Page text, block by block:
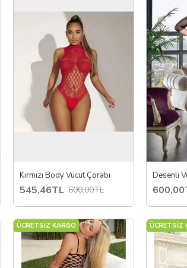
uygun modelleri kolayca keşfedebilirsiniz.
Kırmızı Body Vücut Çorabı
545,46TL 600,00TL
Desenli
ÜCRETSİZ KARGO ÜCRETSİZ